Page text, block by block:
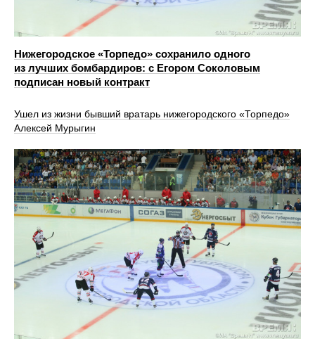
Нижегородское «Торпедо» сохранило одного
из лучших бомбардиров: с Егором Соколовым
подписан новый контракт
Ушел из жизни бывший вратарь нижегородского «Торпедо»
Алексей Мурыгин